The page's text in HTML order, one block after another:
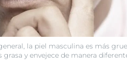
la piel masculina es más
grasa y envejece de manera